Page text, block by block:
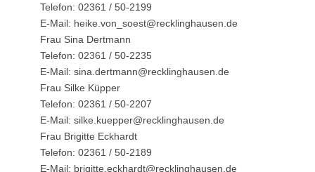
Telefon: 02361 / 50-2199
E-Mail: heike.von_soest@recklinghausen.de
Frau Sina Dertmann
Telefon: 02361 / 50-2235
E-Mail: sina.dertmann@recklinghausen.de
Frau Silke Küpper
Telefon: 02361 / 50-2207
E-Mail: silke.kuepper@recklinghausen.de
Frau Brigitte Eckhardt
Telefon: 02361 / 50-2189
E-Mail: brigitte.eckhardt@recklinghausen.de